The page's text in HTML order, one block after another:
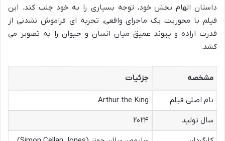
داستان الهام بخش خود، توجه بسیاری را به خود جلب کند. این
فیلم با محوریت یک ماجرای واقعی، تجربه ای فراموش نشدنی از
قدرت اراده و پیوند عمیق میان انسان و حیوان را به تصویر می
کشد.
مشخصه جزئیات
نام اصلی فیلم
Arthur the King
سال تولید
۲۰۲۴